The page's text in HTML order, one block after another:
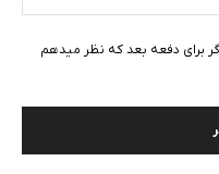
برای دفعه بعد که نظر میدهم